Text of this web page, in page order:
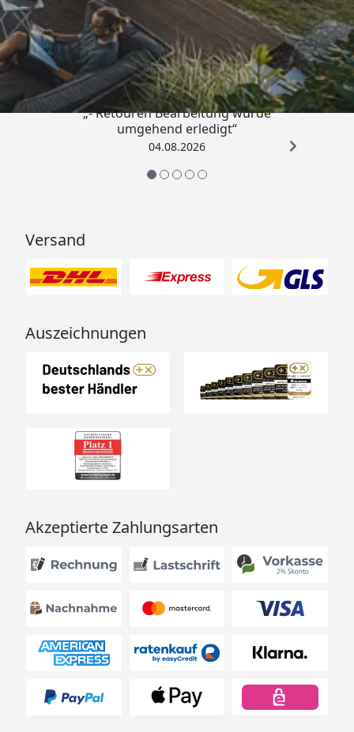
Trusted Shops
4,81/ 5
„- Retouren Bearbeitung wurde
umgehend erledigt“
04.08.2026
Versand
Auszeichnungen
Akzeptierte Zahlungsarten